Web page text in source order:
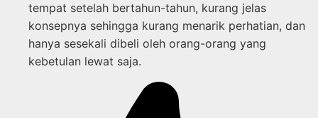
tempat setelah bertahun-tahun, kurang jelas
konsepnya sehingga kurang menarik perhatian, dan
hanya sesekali dibeli oleh orang-orang yang
kebetulan lewat saja.